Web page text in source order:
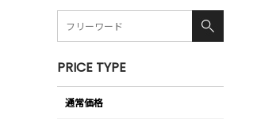
PRICE TYPE
通常価格